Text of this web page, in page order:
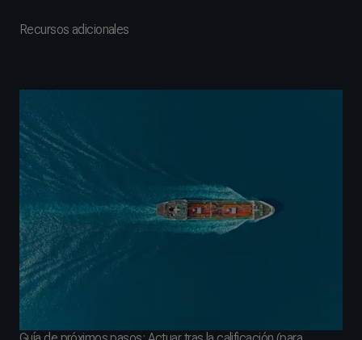
Recursos adicionales